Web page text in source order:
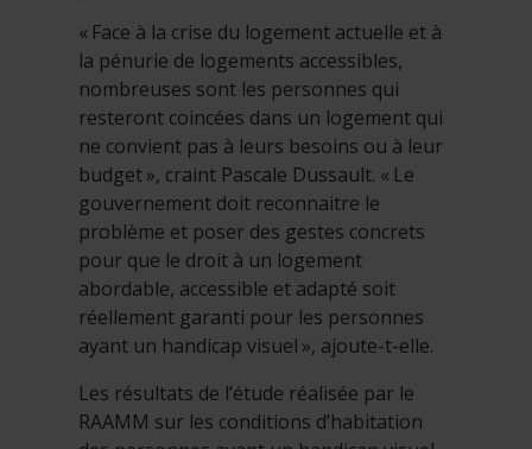
« Face à la crise du logement actuelle et à
la pénurie de logements accessibles,
nombreuses sont les personnes qui
resteront coincées dans un logement qui
ne convient pas à leurs besoins ou à leur
budget », craint Pascale Dussault. « Le
gouvernement doit reconnaitre le
problème et poser des gestes concrets
pour que le droit à un logement
abordable, accessible et adapté soit
réellement garanti pour les personnes
ayant un handicap visuel », ajoute-t-elle.
Les résultats de l’étude réalisée par le
RAAMM sur les conditions d’habitation